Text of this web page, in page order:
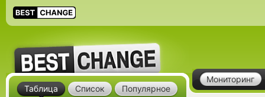
Мониторинг
Таблица Список Популярное